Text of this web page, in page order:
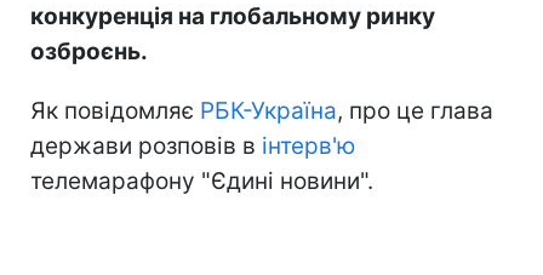
конкуренція на глобальному ринку
озброєнь.
Як повідомляє РБК-Україна, про це глава
держави розповів в інтерв'ю
телемарафону "Єдині новини".